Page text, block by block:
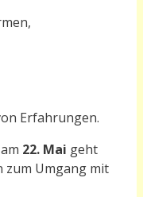
Erfahrungen.
22. Mai geht
zum Umgang mit